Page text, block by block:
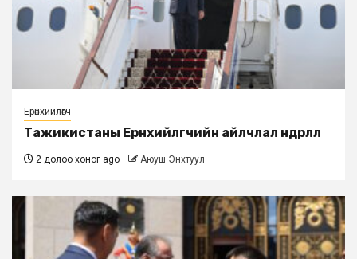
Ерөнхийлөгч
Тажикистаны Ерөнхийлөгчийн айлчлал өндөрлөлөө
2 долоо хоног ago Аюуш Энхтуул